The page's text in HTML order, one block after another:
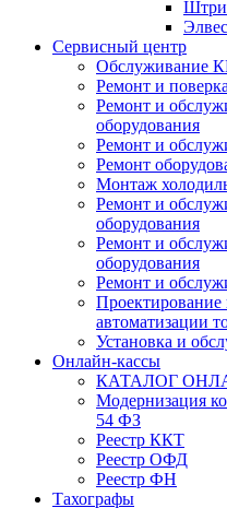
Сервисный центр
Обслуживание
Ремонт и
Ремонт и
оборудования
Ремонт и
Ремонт
Монтаж
Ремонт и
оборудования
Ремонт и
оборудования
Ремонт и
Проектирование
автоматизации
Установка и
Онлайн-кассы
КАТАЛОГ
Модернизация
54 ФЗ
Реестр ККТ
Реестр ОФД
Реестр ФН
Тахографы